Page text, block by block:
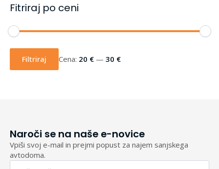
Fitriraj po ceni
Min
cena
Max
cenaFiltriraj Cena: 20 € — 30 €
Naroči se na naše e-novice
Vpiši svoj e-mail in prejmi popust za najem sanjskega
avtodoma.
Email